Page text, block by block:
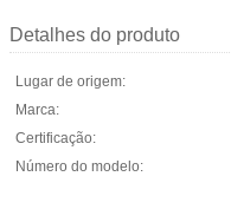
Detalhes do produto
Lugar de origem:
Marca:
Certificação:
Número do modelo: